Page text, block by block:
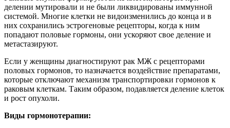
делении мутировали и не были ликвидированы иммунной
системой. Многие клетки не видоизменились до конца и в
них сохранились эстрогеновые рецепторы, когда к ним
попадают половые гормоны, они ускоряют свое деление и
метастазируют.
Если у женщины диагностируют рак МЖ с рецепторами
половых гормонов, то назначается воздействие препаратами,
которые отключают механизм транспортировки гормонов к
раковым клеткам. Таким образом, подавляется деление клеток
и рост опухоли.
Виды гормонотерапии: